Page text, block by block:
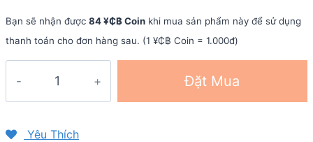
Bạn sẽ nhận được 84 ¥₵฿ Coin khi mua sản phẩm này để sử dụng
thanh toán cho đơn hàng sau. (1 ¥₵฿ Coin = 1.000đ)
Hình
Đặt Mua
Yêu Thích